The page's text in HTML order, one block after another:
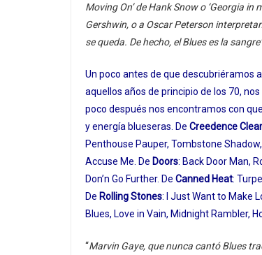
Moving On’ de Hank Snow o ‘Georgia
Gershwin, o a Oscar Peterson
se queda. De hecho, el Blues es la
Un poco antes de que descubriéramos
aquellos años de principio de los 70,
poco después nos encontramos con
y energía blueseras. De Creedence
Penthouse Pauper, Tombstone
Accuse Me. De Doors: Back Door Man,
Don’n Go Further. De Canned Heat:
De Rolling Stones: I Just Want to Make
Blues, Love in Vain, Midnight Rambler,
“Marvin Gaye, que nunca cantó Blues